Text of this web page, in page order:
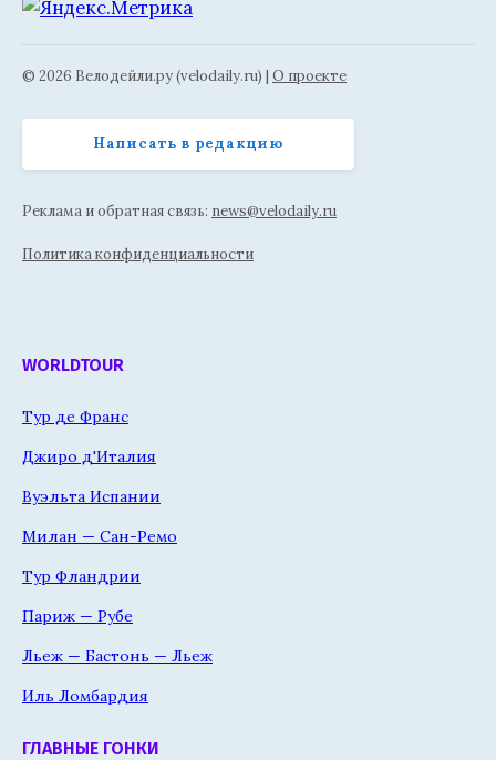
© 2026 Велодейли.ру (velodaily.ru) | О проекте
Написать в редакцию
Реклама и обратная связь: news@velodaily.ru
Политика конфиденциальности
WORLDTOUR
Тур де Франс
Джиро д'Италия
Вуэльта Испании
Милан — Сан-Ремо
Тур Фландрии
Париж — Рубе
Льеж — Бастонь — Льеж
Иль Ломбардия
ГЛАВНЫЕ ГОНКИ